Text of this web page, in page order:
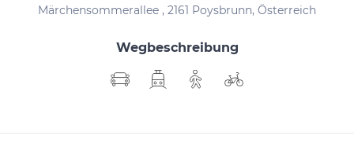
Märchensommerallee , 2161 Poysbrunn, Österreich
Wegbeschreibung